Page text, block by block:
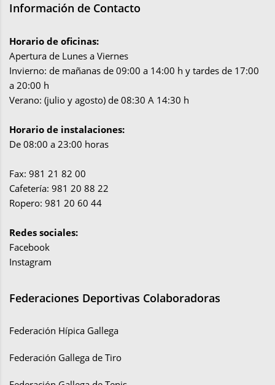
Información de Contacto
Horario de oficinas:
Apertura de Lunes a Viernes
Invierno: de mañanas de 09:00 a 14:00 h y tardes de 17:00
a 20:00 h
Verano: (julio y agosto) de 08:30 A 14:30 h
Horario de instalaciones:
De 08:00 a 23:00 horas
Fax: 981 21 82 00
Cafetería: 981 20 88 22
Ropero: 981 20 60 44
Redes sociales:
Facebook
Instagram
Federaciones Deportivas Colaboradoras
Federación Hípica Gallega
Federación Gallega de Tiro